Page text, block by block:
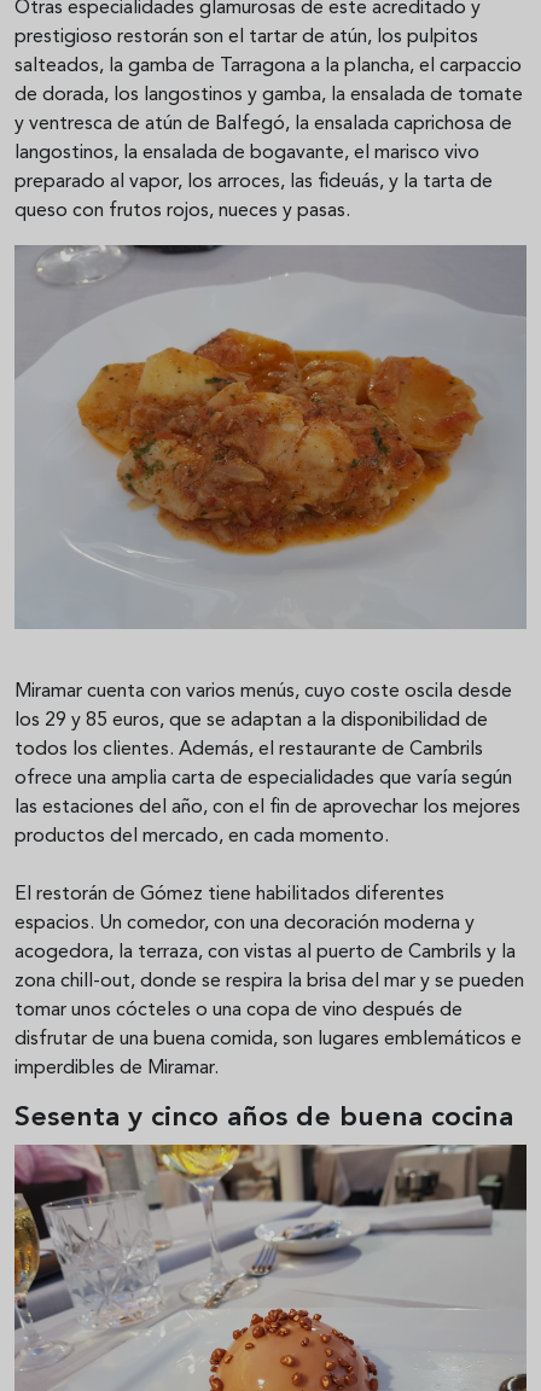
Otras especialidades glamurosas de este acreditado y
prestigioso restorán son el tartar de atún, los pulpitos
salteados, la gamba de Tarragona a la plancha, el carpaccio
de dorada, los langostinos y gamba, la ensalada de tomate
y ventresca de atún de Balfegó, la ensalada caprichosa de
langostinos, la ensalada de bogavante, el marisco vivo
preparado al vapor, los arroces, las fideuás, y la tarta de
queso con frutos rojos, nueces y pasas.
Miramar cuenta con varios menús, cuyo coste oscila desde
los 29 y 85 euros, que se adaptan a la disponibilidad de
todos los clientes. Además, el restaurante de Cambrils
ofrece una amplia carta de especialidades que varía según
las estaciones del año, con el fin de aprovechar los mejores
productos del mercado, en cada momento.
El restorán de Gómez tiene habilitados diferentes
espacios. Un comedor, con una decoración moderna y
acogedora, la terraza, con vistas al puerto de Cambrils y la
zona chill-out, donde se respira la brisa del mar y se pueden
tomar unos cócteles o una copa de vino después de
disfrutar de una buena comida, son lugares emblemáticos e
imperdibles de Miramar.
Sesenta y cinco años de buena cocina